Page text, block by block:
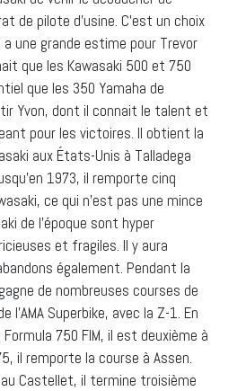
de pilote d’usine. C’est un choix
une grande estime pour Trevor
que les Kawasaki 500 et 750
que les 350 Yamaha de
Yvon, dont il connait le talent et
pour les victoires. Il obtient la
aux États-Unis à Talladega
1973, il remporte cinq
ce qui n’est pas une mince
de l’époque sont hyper
et fragiles. Il y aura
également. Pendant la
de nombreuses courses de
l’AMA Superbike, avec la Z-1. En
750 FIM, il est deuxième à
il remporte la course à Assen.
au Castellet, il termine troisième